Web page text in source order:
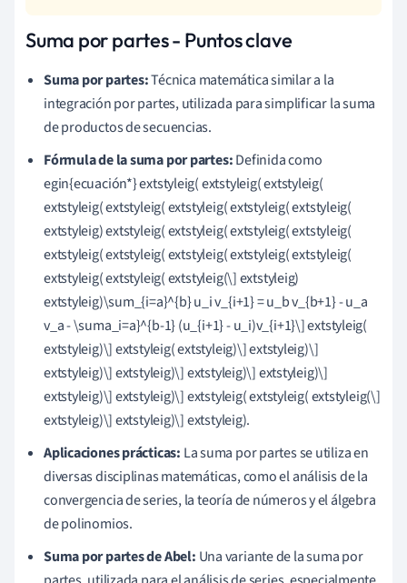
Suma por partes - Puntos clave
Suma por partes:Técnica matemática similar a la
integración por partes, utilizada para simplificar la suma
de productos de secuencias.
Fórmula de la suma por partes:Definida como
egin{ecuación*} extstyleig( extstyleig( extstyleig(
extstyleig( extstyleig( extstyleig( extstyleig( extstyleig(
extstyleig) extstyleig( extstyleig( extstyleig( extstyleig(
extstyleig( extstyleig( extstyleig( extstyleig( extstyleig(
extstyleig( extstyleig( extstyleig(\] extstyleig)
extstyleig)\sum_{i=a}^{b} u_i v_{i+1} = u_b v_{b+1} - u_a
v_a - \suma_i=a}^{b-1} (u_{i+1} - u_i)v_{i+1}\] extstyleig(
extstyleig)\] extstyleig( extstyleig)\] extstyleig)\]
extstyleig)\] extstyleig)\] extstyleig)\] extstyleig)\]
extstyleig)\] extstyleig)\] extstyleig( extstyleig( extstyleig(\]
extstyleig)\] extstyleig)\] extstyleig).
Aplicaciones prácticas: La suma por partes se utiliza en
diversas disciplinas matemáticas, como el análisis de la
convergencia de series, la teoría de números y el álgebra
de polinomios.
Suma por partes de Abel: Una variante de la suma por